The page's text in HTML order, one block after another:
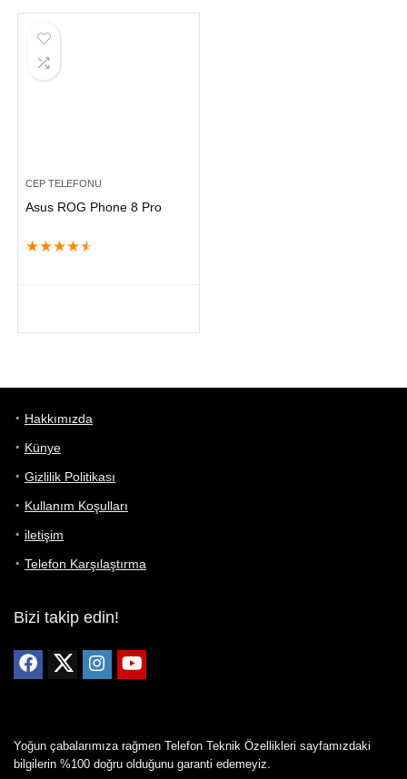
CEP TELEFONU
Asus ROG Phone 8 Pro
★★★★★
Hakkımızda
Künye
Gizlilik Politikası
Kullanım Koşulları
iletişim
Telefon Karşılaştırma
Bizi takip edin!
Yoğun çabalarımıza rağmen Telefon Teknik Özellikleri sayfamızdaki
bilgilerin %100 doğru olduğunu garanti edemeyiz.